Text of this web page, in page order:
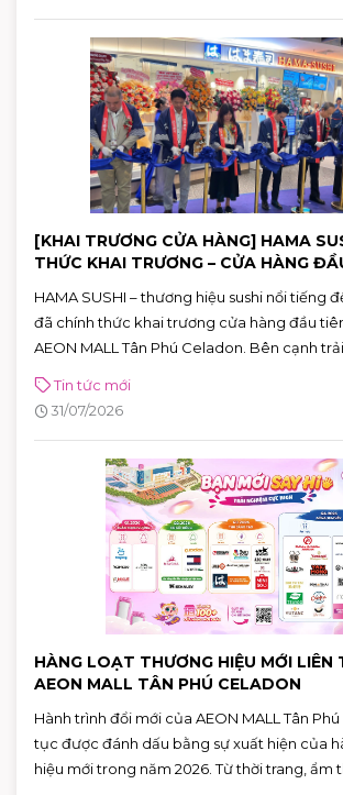
[KHAI TRƯƠNG CỬA HÀNG] HAMA
THỨC KHAI TRƯƠNG – CỬA HÀNG
HAMA SUSHI – thương hiệu sushi nổi tiếng
đã chính thức khai trương cửa hàng đầu
AEON MALL Tân Phú Celadon. Bên cạnh
hoạt động đặc biệt và nhận nhiều phần quà
ngày 02/08.
Tin tức mới
31/07/2026
HÀNG LOẠT THƯƠNG HIỆU MỚI LIÊN
AEON MALL TÂN PHÚ CELADON
Hành trình đổi mới của AEON MALL Tân
tục được đánh dấu bằng sự xuất hiện của
hiệu mới trong năm 2026. Từ thời trang, ẩm